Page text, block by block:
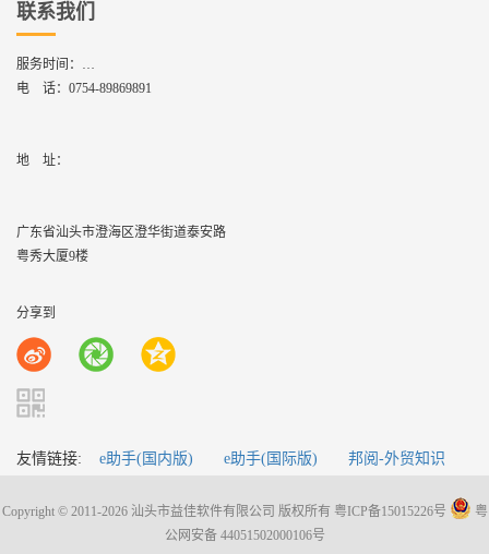
联系我们
服务时间：
周一到周六,8：30 - 17：30
电 话： 0754-89869891
地    址：
广东省汕头市澄海区澄华街道泰安路
粤秀大厦9楼
分享到
友情链接: e助手(国内版) e助手(国际版) 邦阅-外贸知识
Copyright © 2011-2026 汕头市益佳软件有限公司 版权所有 粤ICP备15015226号
粤
公网安备 44051502000106号